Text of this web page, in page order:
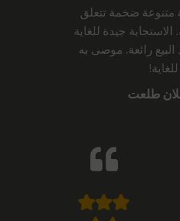
ضخمة تتعلق
الاستجابة جيدة للغاية
رائعة. موصى به
للغاية!
طلعت